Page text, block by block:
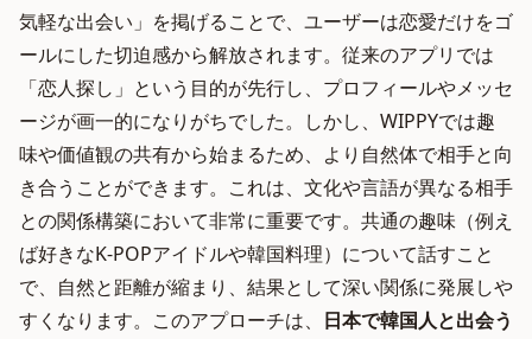
気軽な出会い」を掲げることで、ユーザーは恋愛だけをゴ
ールにした切迫感から解放されます。従来のアプリでは
「恋人探し」という目的が先行し、プロフィールやメッセ
ージが画一的になりがちでした。しかし、WIPPYでは趣
味や価値観の共有から始まるため、より自然体で相手と向
き合うことができます。これは、文化や言語が異なる相手
との関係構築において非常に重要です。共通の趣味（例え
ば好きなK-POPアイドルや韓国料理）について話すこと
で、自然と距離が縮まり、結果として深い関係に発展しや
すくなります。このアプローチは、 日本で韓国人と出会う